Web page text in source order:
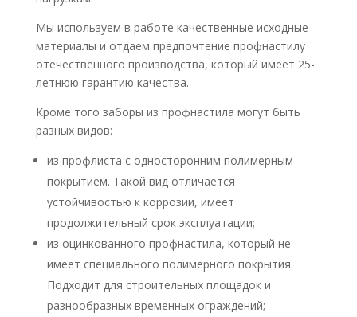
Мы используем в работе качественные исходные
материалы и отдаем предпочтение профнастилу
отечественного производства, который имеет 25-
летнюю гарантию качества.
Кроме того заборы из профнастила могут быть
разных видов:
из профлиста с односторонним полимерным
покрытием. Такой вид отличается
устойчивостью к коррозии, имеет
продолжительный срок эксплуатации;
из оцинкованного профнастила, который не
имеет специального полимерного покрытия.
Подходит для строительных площадок и
разнообразных временных ограждений;